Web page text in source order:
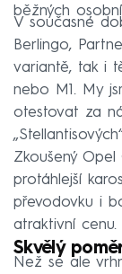
běžných
V současné
Berlingo,
variantě, tak i
nebo M1. My
otestovat za
Zkoušený
protáhlejší
převodovku i
atraktivní cenu.
Skvělý
Než se ale